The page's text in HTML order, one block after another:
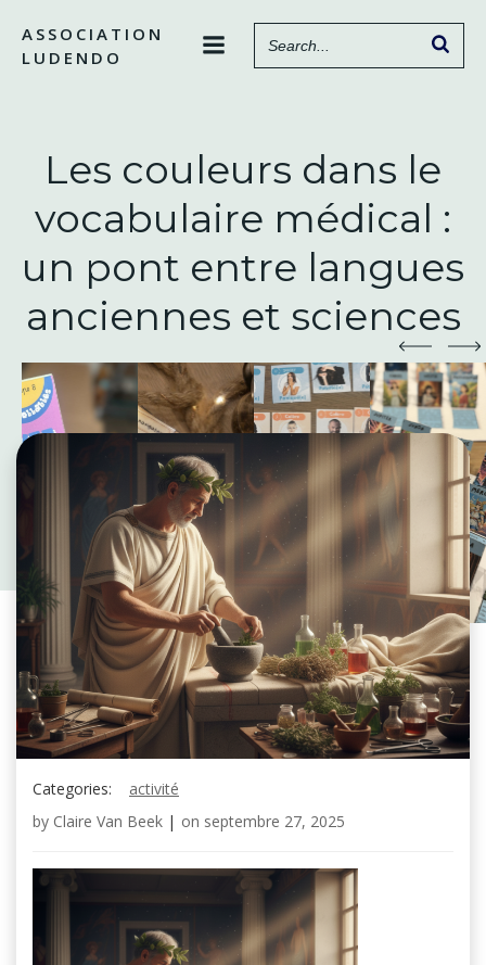
contenu
ASSOCIATION
LUDENDO
Les couleurs dans le
vocabulaire médical :
un pont entre langues
anciennes et sciences
Categories:
activité
by Claire Van Beek | on septembre 27, 2025